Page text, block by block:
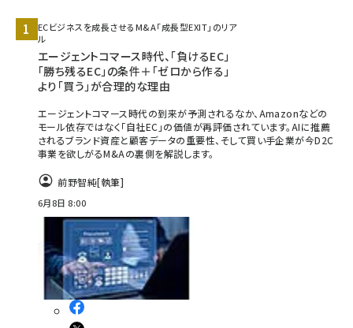
ECビジネスを成長させるM&A「成長型EXIT」のリア
ル
エージェントコマース時代、「負けるEC」
「勝ち残るEC」の条件＋「ゼロから作る」
より「買う」が合理的な理由
エージェントコマース時代の到来が予測されるなか、Amazonなどの
モール依存ではなく「自社EC」の価値が再評価されています。AIに推薦
されるブランド資産と顧客データの重要性、そして買い手企業が今D2C
事業を欲しがるM&Aの裏側を解説します。
前野智純[執筆]
6月8日 8:00